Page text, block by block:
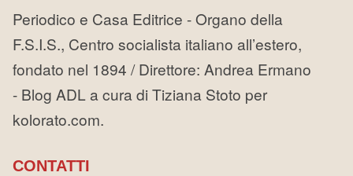
Periodico e Casa Editrice - Organo della
F.S.I.S., Centro socialista italiano all’estero,
fondato nel 1894 / Direttore: Andrea Ermano
- Blog ADL a cura di Tiziana Stoto per
kolorato.com.
CONTATTI